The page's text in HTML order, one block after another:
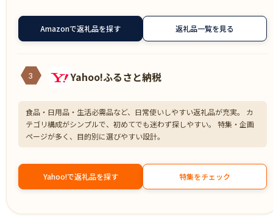
Amazonで返礼品を探す 返礼品一覧を見る
3 Yahoo!ふるさと納税
食品・日用品・生活必需品など、日常使いしやすい返礼品が充実。 カ
テゴリ構成がシンプルで、初めてでも迷わず探しやすい。 特集・企画
ページが多く、目的別に選びやすい設計。
Yahoo!で返礼品を探す 特集をチェック